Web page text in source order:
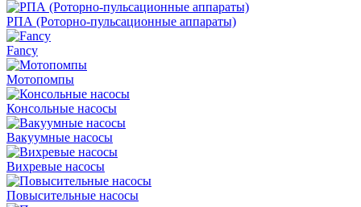
РПА (Роторно-пульсационные аппараты)
Fancy
Мотопомпы
Консольные насосы
Вакуумные насосы
Вихревые насосы
Повысительные насосы